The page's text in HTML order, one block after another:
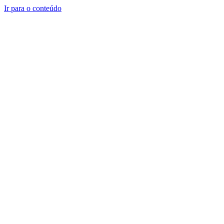
Ir para o conteúdo